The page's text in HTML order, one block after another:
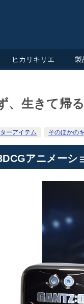
ヒカリキリエ 製
、生きて帰
ーアイテム そのほかの
アニメーシ